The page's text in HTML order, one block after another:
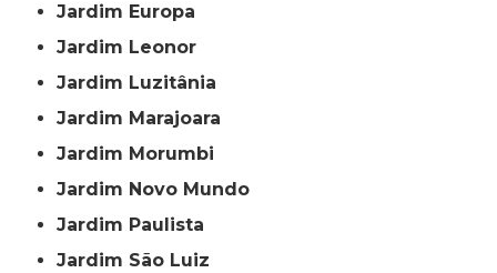
Jardim Europa
Jardim Leonor
Jardim Luzitânia
Jardim Marajoara
Jardim Morumbi
Jardim Novo Mundo
Jardim Paulista
Jardim São Luiz